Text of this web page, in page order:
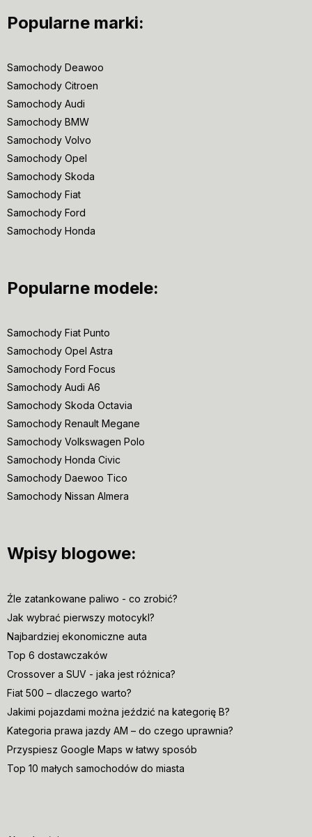
Popularne marki:
Samochody Deawoo
Samochody Citroen
Samochody Audi
Samochody BMW
Samochody Volvo
Samochody Opel
Samochody Skoda
Samochody Fiat
Samochody Ford
Samochody Honda
Popularne modele:
Samochody Fiat Punto
Samochody Opel Astra
Samochody Ford Focus
Samochody Audi A6
Samochody Skoda Octavia
Samochody Renault Megane
Samochody Volkswagen Polo
Samochody Honda Civic
Samochody Daewoo Tico
Samochody Nissan Almera
Wpisy blogowe:
Źle zatankowane paliwo - co zrobić?
Jak wybrać pierwszy motocykl?
Najbardziej ekonomiczne auta
Top 6 dostawczaków
Crossover a SUV - jaka jest różnica?
Fiat 500 – dlaczego warto?
Jakimi pojazdami można jeździć na kategorię B?
Kategoria prawa jazdy AM – do czego uprawnia?
Przyspiesz Google Maps w łatwy sposób
Top 10 małych samochodów do miasta